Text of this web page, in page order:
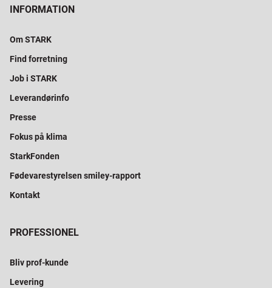
INFORMATION
Om STARK
Find forretning
Job i STARK
Leverandørinfo
Presse
Fokus på klima
StarkFonden
Fødevarestyrelsen smiley-rapport
Kontakt
PROFESSIONEL
Bliv prof-kunde
Levering